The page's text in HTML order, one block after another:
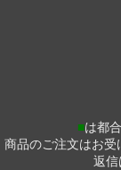
■は都
商品のご注文はお
返信